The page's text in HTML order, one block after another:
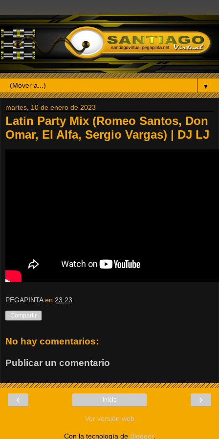
▼
martes, 10 de enero de 2023
Latin Party Mix (Romeo Santos, Don
Omar, El Alfa, Sergio Vargas) | DJ LJ
PEGAPINTA en 23:23
Compartir
No hay comentarios:
Publicar un comentario
‹ ›
Inicio
Ver versión web
Con la tecnología de Blogger.